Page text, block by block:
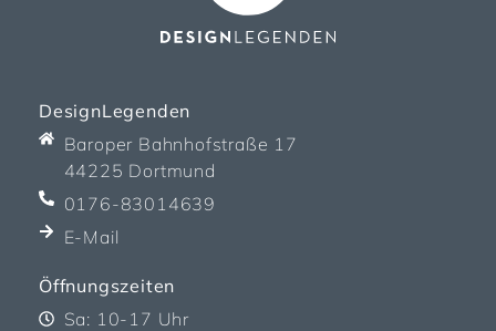
DesignLegenden
Baroper Bahnhofstraße 17
44225 Dortmund
0176-83014639
E-Mail
Öffnungszeiten
Sa: 10-17 Uhr